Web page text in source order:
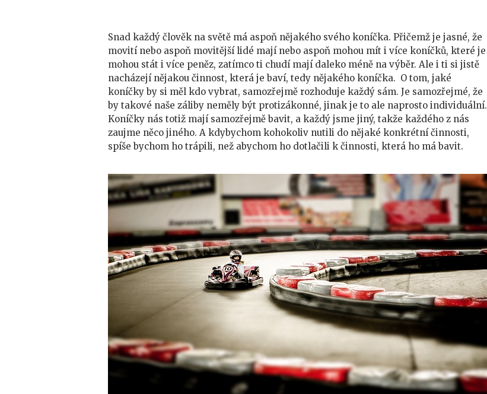
Snad každý člověk na světě má aspoň nějakého svého koníčka. Přičemž je jasné, že
movití nebo aspoň movitější lidé mají nebo aspoň mohou mít i více koníčků, které je
mohou stát i více peněz, zatímco ti chudí mají daleko méně na výběr. Ale i ti si jistě
nacházejí nějakou činnost, která je baví, tedy nějakého koníčka. O tom, jaké
koníčky by si měl kdo vybrat, samozřejmě rozhoduje každý sám. Je samozřejmé, že
by takové naše záliby neměly být protizákonné, jinak je to ale naprosto individuální.
Koníčky nás totiž mají samozřejmě bavit, a každý jsme jiný, takže každého z nás
zaujme něco jiného. A kdybychom kohokoliv nutili do nějaké konkrétní činnosti,
spíše bychom ho trápili, než abychom ho dotlačili k činnosti, která ho má bavit.